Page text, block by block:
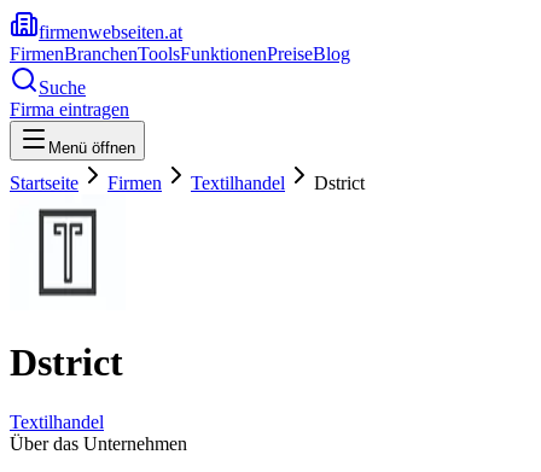
firmenwebseiten.at
FirmenBranchenToolsFunktionenPreiseBlog
Suche
Firma eintragen
Menü öffnen
Startseite Firmen Textilhandel Dstrict
Dstrict
Textilhandel
Über das Unternehmen